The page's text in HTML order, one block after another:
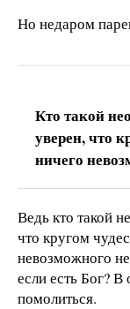
Но недаром
Кто такой
уверен, что
ничего
Ведь кто такой
что кругом
невозможного
если есть Бог? В
помолиться.